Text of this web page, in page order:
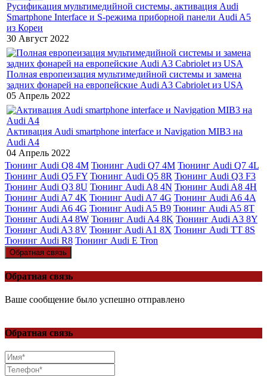
Русификация мультимедийной системы, активация Audi
Smartphone Interface и S-режима приборной панели Audi A5
из Кореи
30 Август 2022
Полная европеизация мультимедийной системы и замена
задних фонарей на европейские Audi A3 Cabriolet из USA
05 Апрель 2022
Активация Audi smartphone interface и Navigation MIB3 на
Audi A4
04 Апрель 2022
Тюнинг Audi Q8 4M Тюнинг Audi Q7 4M Тюнинг Audi Q7 4L
Тюнинг Audi Q5 FY Тюнинг Audi Q5 8R Тюнинг Audi Q3 F3
Тюнинг Audi Q3 8U Тюнинг Audi A8 4N Тюнинг Audi A8 4H
Тюнинг Audi A7 4K Тюнинг Audi A7 4G Тюнинг Audi A6 4A
Тюнинг Audi A6 4G Тюнинг Audi A5 B9 Тюнинг Audi A5 8T
Тюнинг Audi A4 8W Тюнинг Audi A4 8K Тюнинг Audi A3 8Y
Тюнинг Audi A3 8V Тюнинг Audi A1 8X Тюнинг Audi TT 8S
Тюнинг Audi R8 Тюнинг Audi E Tron
Обратная связь
Обратная связь
Ваше сообщение было успешно отправлено
Обратная связь